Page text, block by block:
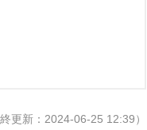
終更新：2024-06-25 12:39）